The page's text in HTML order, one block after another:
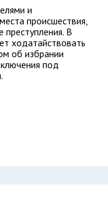
и
происшествия,
В
ходатайствовать
об избрании
под